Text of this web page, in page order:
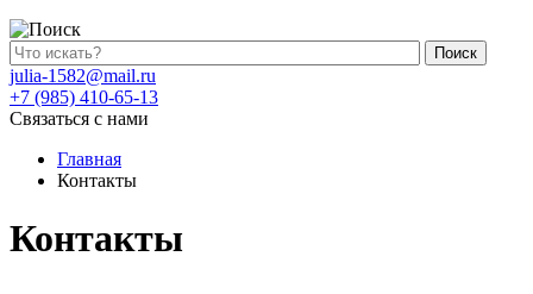
Поиск
julia-1582@mail.ru
+7 (985) 410-65-13
Связаться с нами
Главная
Контакты
Контакты